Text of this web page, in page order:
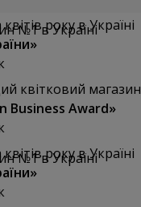
року в Україні
квітковий магазин
Business Award»
року в Україні